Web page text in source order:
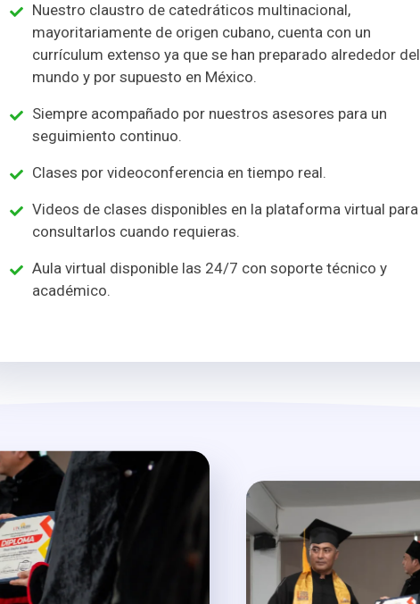
Nuestro claustro de catedráticos multinacional,
mayoritariamente de origen cubano, cuenta con un
currículum extenso ya que se han preparado alrededor del
mundo y por supuesto en México.
Siempre acompañado por nuestros asesores para un
seguimiento continuo.
Clases por videoconferencia en tiempo real.
Videos de clases disponibles en la plataforma virtual para
consultarlos cuando requieras.
Aula virtual disponible las 24/7 con soporte técnico y
académico.